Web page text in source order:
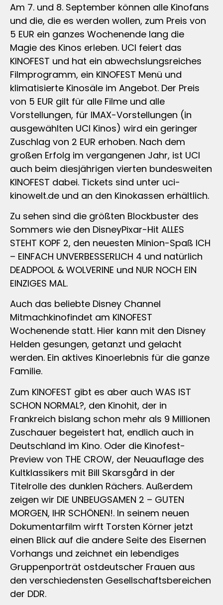
Am 7. und 8. September können alle Kinofans
und die, die es werden wollen, zum Preis von
5 EUR ein ganzes Wochenende lang die
Magie des Kinos erleben. UCI feiert das
KINOFEST und hat ein abwechslungsreiches
Filmprogramm, ein KINOFEST Menü und
klimatisierte Kinosäle im Angebot. Der Preis
von 5 EUR gilt für alle Filme und alle
Vorstellungen, für IMAX-Vorstellungen (in
ausgewählten UCI Kinos) wird ein geringer
Zuschlag von 2 EUR erhoben. Nach dem
großen Erfolg im vergangenen Jahr, ist UCI
auch beim diesjährigen vierten bundesweiten
KINOFEST dabei. Tickets sind unter uci-
kinowelt.de und an den Kinokassen erhältlich.
Zu sehen sind die größten Blockbuster des
Sommers wie den DisneyPixar-Hit ALLES
STEHT KOPF 2, den neuesten Minion-Spaß ICH
– EINFACH UNVERBESSERLICH 4 und natürlich
DEADPOOL & WOLVERINE und NUR NOCH EIN
EINZIGES MAL.
Auch das beliebte Disney Channel
Mitmachkinofindet am KINOFEST
Wochenende statt. Hier kann mit den Disney
Helden gesungen, getanzt und gelacht
werden. Ein aktives Kinoerlebnis für die ganze
Familie.
Zum KINOFEST gibt es aber auch WAS IST
SCHON NORMAL?, den Kinohit, der in
Frankreich bislang schon mehr als 9 Millionen
Zuschauer begeistert hat, endlich auch in
Deutschland im Kino. Oder die Kinofest-
Preview von THE CROW, der Neuauflage des
Kultklassikers mit Bill Skarsgård in der
Titelrolle des dunklen Rächers. Außerdem
zeigen wir DIE UNBEUGSAMEN 2 – GUTEN
MORGEN, IHR SCHÖNEN!. In seinem neuen
Dokumentarfilm wirft Torsten Körner jetzt
einen Blick auf die andere Seite des Eisernen
Vorhangs und zeichnet ein lebendiges
Gruppenporträt ostdeutscher Frauen aus
den verschiedensten Gesellschaftsbereichen
der DDR.